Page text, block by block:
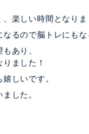
楽しい時間となり
るので脳トレにも
あり、
ました！
しいです。
した。